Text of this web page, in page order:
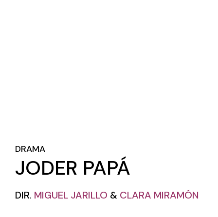
DRAMA
JODER PAPÁ
DIR. MIGUEL JARILLO & CLARA MIRAMÓN